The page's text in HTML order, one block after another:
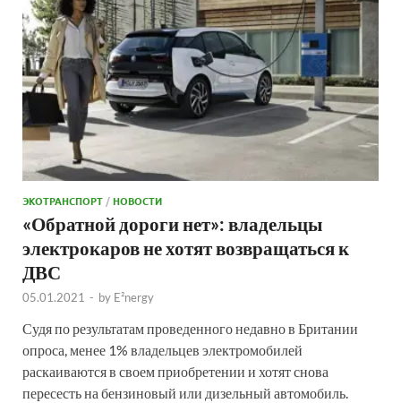
ЭКОТРАНСПОРТ/НОВОСТИ
«Обратной дороги нет»: владельцы
электрокаров не хотят возвращаться к
ДВС
05.01.2021 - by E²nergy
Судя по результатам проведенного недавно в Британии
опроса, менее 1% владельцев электромобилей
раскаиваются в своем приобретении и хотят снова
пересесть на бензиновый или дизельный автомобиль.